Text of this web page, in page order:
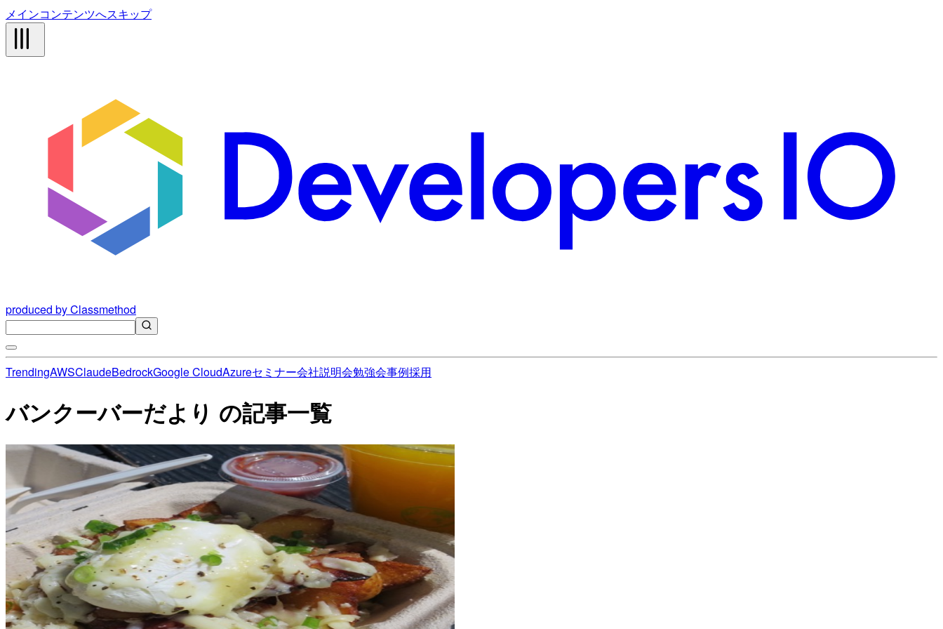
メインコンテンツへスキップ
produced by Classmethod
TrendingAWSClaudeBedrockGoogle CloudAzureセミナー会社説明会勉強会事例採用
バンクーバーだより の記事一覧